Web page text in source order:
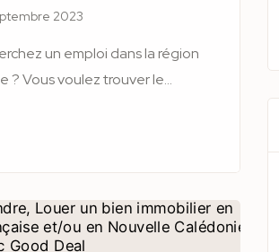
2023
un emploi dans la région
? Vous voulez trouver le
ou négocier votre salaire ?
cherchez plus : la catégorie